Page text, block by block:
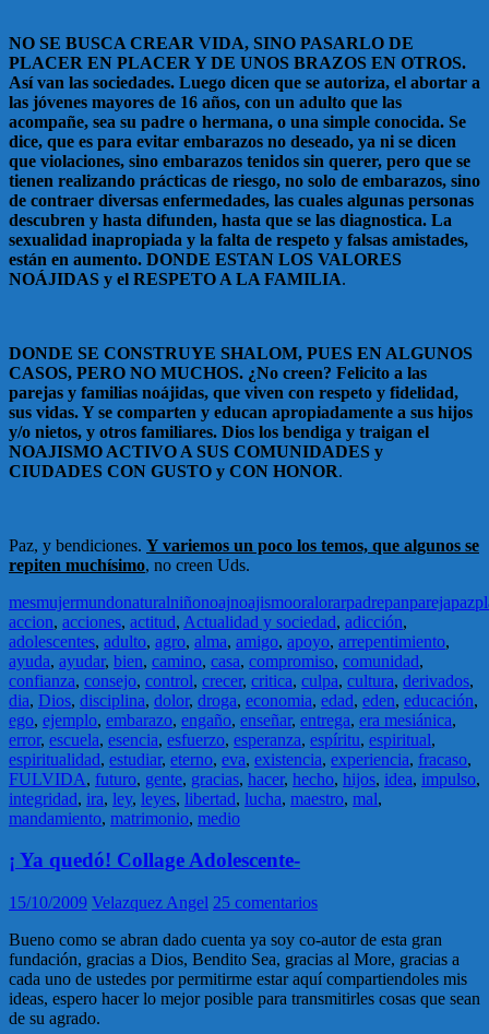
NO SE BUSCA CREAR VIDA, SINO PASARLO DE
PLACER EN PLACER Y DE UNOS BRAZOS EN OTROS.
Así van las sociedades. Luego dicen que se autoriza, el abortar a
las jóvenes mayores de 16 años, con un adulto que las
acompañe, sea su padre o hermana, o una simple conocida. Se
dice, que es para evitar embarazos no deseado, ya ni se dicen
que violaciones, sino embarazos tenidos sin querer, pero que se
tienen realizando prácticas de riesgo, no solo de embarazos, sino
de contraer diversas enfermedades, las cuales algunas personas
descubren y hasta difunden, hasta que se las diagnostica. La
sexualidad inapropiada y la falta de respeto y falsas amistades,
están en aumento. DONDE ESTAN LOS VALORES
NOÁJIDAS y el RESPETO A LA FAMILIA.
DONDE SE CONSTRUYE SHALOM, PUES EN ALGUNOS
CASOS, PERO NO MUCHOS. ¿No creen? Felicito a las
parejas y familias noájidas, que viven con respeto y fidelidad,
sus vidas. Y se comparten y educan apropiadamente a sus hijos
y/o nietos, y otros familiares. Dios los bendiga y traigan el
NOAJISMO ACTIVO A SUS COMUNIDADES y
CIUDADES CON GUSTO y CON HONOR.
Paz, y bendiciones. Y variemos un poco los temos, que algunos se
repiten muchísimo, no creen Uds.
mesmujermundonaturalniñonoajnoajismooralorarpadrepanparejapaz
accion, acciones, actitud, Actualidad y sociedad, adicción,
adolescentes, adulto, agro, alma, amigo, apoyo, arrepentimiento,
ayuda, ayudar, bien, camino, casa, compromiso, comunidad,
confianza, consejo, control, crecer, critica, culpa, cultura, derivados,
dia, Dios, disciplina, dolor, droga, economia, edad, eden, educación,
ego, ejemplo, embarazo, engaño, enseñar, entrega, era mesiánica,
error, escuela, esencia, esfuerzo, esperanza, espíritu, espiritual,
espiritualidad, estudiar, eterno, eva, existencia, experiencia, fracaso,
FULVIDA, futuro, gente, gracias, hacer, hecho, hijos, idea, impulso,
integridad, ira, ley, leyes, libertad, lucha, maestro, mal,
mandamiento, matrimonio, medio
¡ Ya quedó! Collage Adolescente-
15/10/2009 Velazquez Angel 25 comentarios
Bueno como se abran dado cuenta ya soy co-autor de esta gran
fundación, gracias a Dios, Bendito Sea, gracias al More, gracias a
cada uno de ustedes por permitirme estar aquí compartiendoles mis
ideas, espero hacer lo mejor posible para transmitirles cosas que sean
de su agrado.